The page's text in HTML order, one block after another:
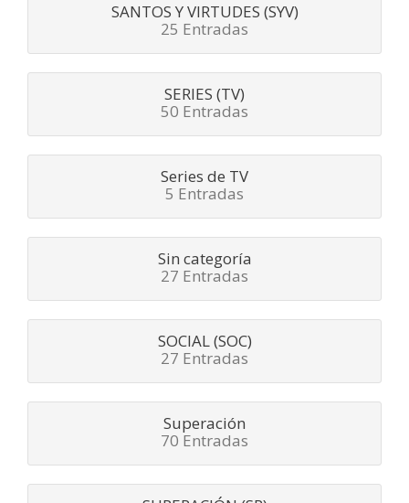
SANTOS Y VIRTUDES (SYV)
25 Entradas
SERIES (TV)
50 Entradas
Series de TV
5 Entradas
Sin categoría
27 Entradas
SOCIAL (SOC)
27 Entradas
Superación
70 Entradas